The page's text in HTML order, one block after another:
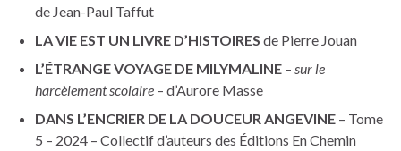
de Jean-Paul Taffut
LA VIE EST UN LIVRE D’HISTOIRES de Pierre Jouan
L’ÉTRANGE VOYAGE DE MILYMALINE – sur le
harcèlement scolaire – d’Aurore Masse
DANS L’ENCRIER DE LA DOUCEUR ANGEVINE – Tome
5 – 2024 – Collectif d’auteurs des Éditions En Chemin